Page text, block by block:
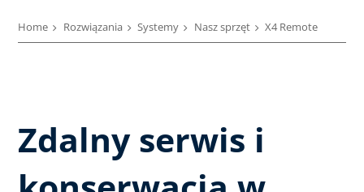
Home Rozwiązania Systemy Nasz sprzęt X4 Remote
Zdalny serwis i